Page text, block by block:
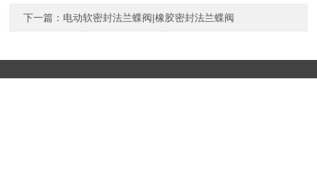
下一篇： 电动软密封法兰蝶阀|橡胶密封法兰蝶阀